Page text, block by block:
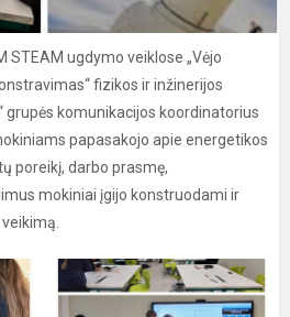
STEAM ugdymo veiklose „Vėjo
fizikos ir inžinerijos
grupės komunikacijos koordinatorius
papasakojo apie energetikos
poreikį, darbo prasmę,
mokiniai įgijo konstruodami ir